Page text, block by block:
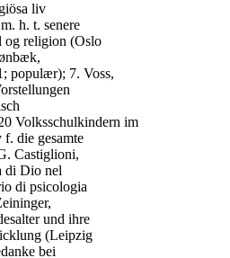
liv
h. t. senere
og religion (Oslo
populær); 7. Voss,
Volksschulkindern im
die gesamte
Castiglioni,
di Dio nel
di psicologia
und ihre
(Leipzig
bei